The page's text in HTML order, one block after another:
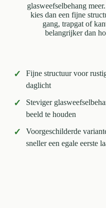
glasweefselbehang
kies dan een fijne
gang, trapgat of
belangrijker dan
✓
Fijne structuur voor
daglicht
✓
Steviger
beeld te houden
✓
Voorgeschilderde
sneller een egale eerste